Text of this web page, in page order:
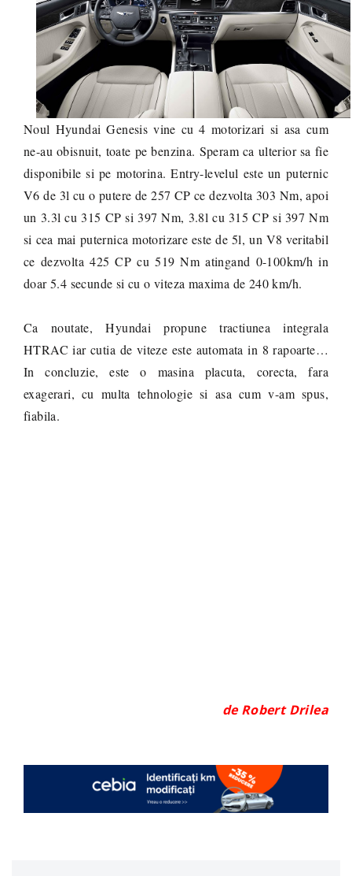
Noul Hyundai Genesis vine cu 4 motorizari si asa cum
ne-au obisnuit, toate pe benzina. Speram ca ulterior sa fie
disponibile si pe motorina. Entry-levelul este un puternic
V6 de 3l cu o putere de 257 CP ce dezvolta 303 Nm, apoi
un 3.3l cu 315 CP si 397 Nm, 3.8l cu 315 CP si 397 Nm
si cea mai puternica motorizare este de 5l, un V8 veritabil
ce dezvolta 425 CP cu 519 Nm atingand 0-100km/h in
doar 5.4 secunde si cu o viteza maxima de 240 km/h.
Ca noutate, Hyundai propune tractiunea integrala
HTRAC iar cutia de viteze este automata in 8 rapoarte…
In concluzie, este o masina placuta, corecta, fara
exagerari, cu multa tehnologie si asa cum v-am spus,
fiabila.
de Robert Drilea